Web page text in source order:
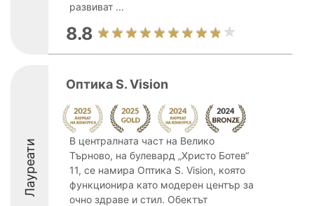
развиват ...
8.8
Лауреати
Оптика S. Vision
В централната част на Велико
Търново, на булевард „Христо Ботев“
11, се намира Оптика S. Vision, която
функционира като модерен център за
очно здраве и стил. Обектът